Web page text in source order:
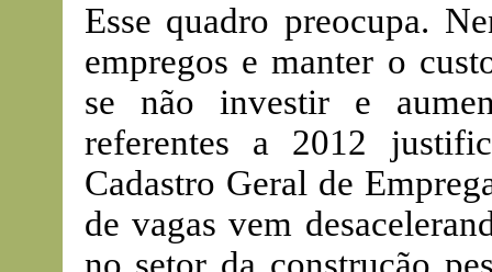
Esse quadro preocupa.
empregos e manter o
se não investir e
referentes a 2012
Cadastro Geral de
de vagas vem